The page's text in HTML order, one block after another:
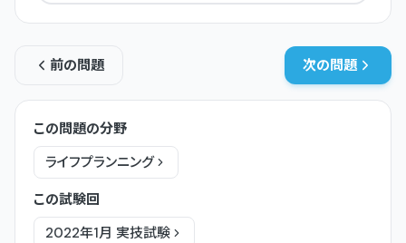
前の問題 次の問題
この問題の分野
ライフプランニング
この試験回
2022年1月 実技試験